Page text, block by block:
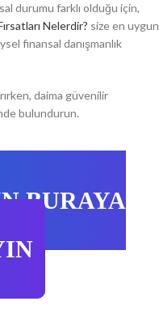
durumu farklı olduğu için,
Nelerdir? size en uygun
finansal danışmanlık
daima güvenilir
bulundurun.
BURAYA